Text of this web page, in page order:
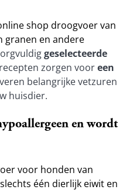
shop droogvoer van
granen en andere
geselecteerde
zorgen voor een
belangrijke vetzuren
huisdier.
en wordt
voor honden van
één dierlijk eiwit en